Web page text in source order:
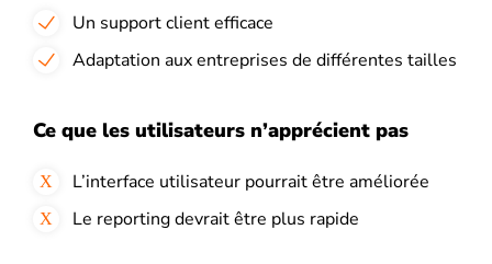
Un support client efficace
Adaptation aux entreprises de différentes tailles
Ce que les utilisateurs n’apprécient pas
L’interface utilisateur pourrait être améliorée
Le reporting devrait être plus rapide